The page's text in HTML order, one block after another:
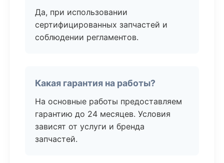
Да, при использовании
сертифицированных запчастей и
соблюдении регламентов.
Какая гарантия на работы?
На основные работы предоставляем
гарантию до 24 месяцев. Условия
зависят от услуги и бренда
запчастей.